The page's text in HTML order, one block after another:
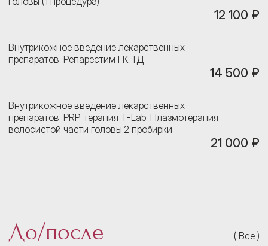
12 100 ₽
Внутрикожное введение лекарственных
препаратов. Репарестим ГК ТД
14 500 ₽
Внутрикожное введение лекарственных
препаратов. PRP-терапия Т-Lab. Плазмотерапия
волосистой части головы.2 пробирки
21 000 ₽
До/после Все